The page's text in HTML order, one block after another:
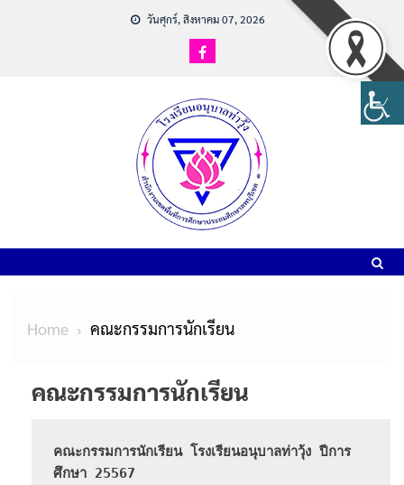
วันศุกร์, สิงหาคม 07, 2026
Home คณะกรรมการนักเรียน
คณะกรรมการนักเรียน
คณะกรรมการนักเรียน โรงเรียนอนุบาลท่าวุ้ง ปีการ
ศึกษา 25567